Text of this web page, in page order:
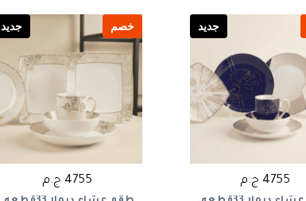
جديد
4755 ج.م
خصم جديد
4755 ج.م